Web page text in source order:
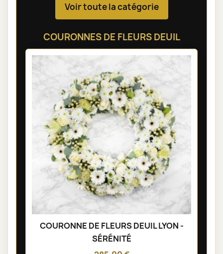
Voir toute la catégorie
COURONNES DE FLEURS DEUIL
COURONNE DE FLEURS DEUIL LYON -
SÉRÉNITÉ